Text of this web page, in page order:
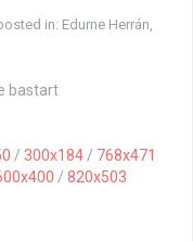
in: Edurne Herrán,
/ 300x184 / 768x471
/ 820x503